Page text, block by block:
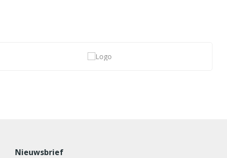
Nieuwsbrief